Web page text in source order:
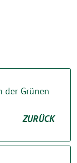
der Grünen
ZURÜCK